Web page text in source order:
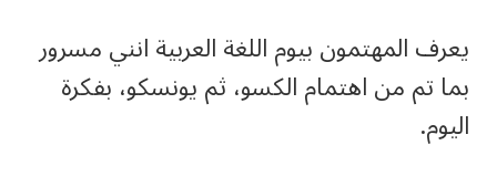
يعرف المهتمون بيوم اللغة العربية انني مسرور
بما تم من اهتمام الكسو، ثم يونسكو، بفكرة
اليوم.